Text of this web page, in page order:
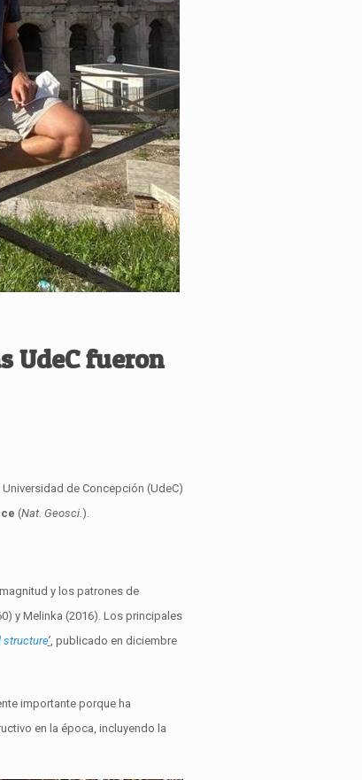
UdeC fueron
de Concepción (UdeC)
(Nat. Geosci.).
y los patrones de
y Melinka (2016). Los principales
structure’, publicado en diciembre
importante porque ha
en la época, incluyendo la